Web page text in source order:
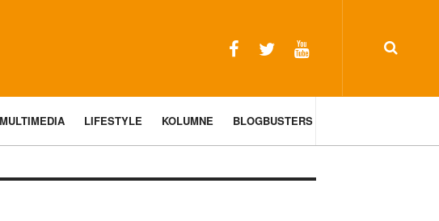
MULTIMEDIA LIFESTYLE KOLUMNE BLOGBUSTERS